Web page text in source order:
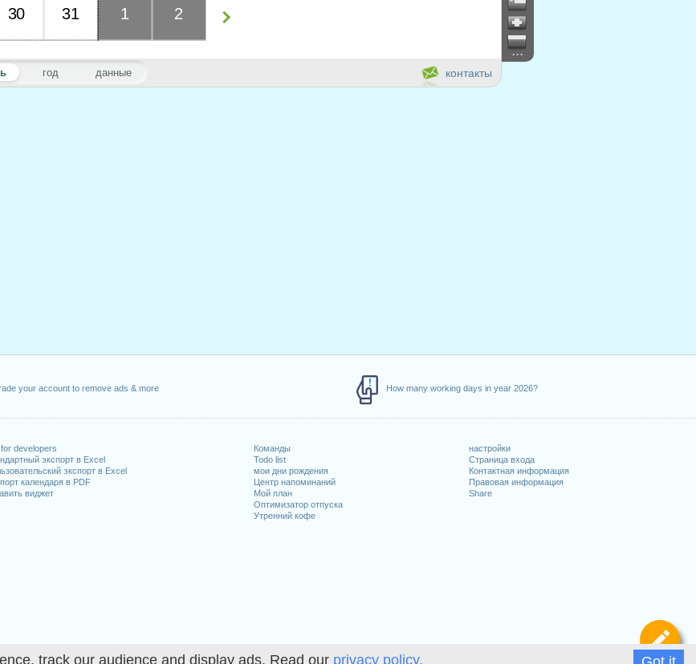
track our audience and display ads. Read our privacy policy.
your account to remove ads & more How many working days in year 2026?
developers
экспорт в Excel
экспорт в Excel
календаря в PDF
виджет
Команды
Todo list
мои дни рождения
Центр напоминаний
Мой план
Оптимизатор отпуска
Утренний кофе
настройки
Страница входа
Контактная информация
Правовая информация
Share
...
контакты
год данные
30 31 1 2